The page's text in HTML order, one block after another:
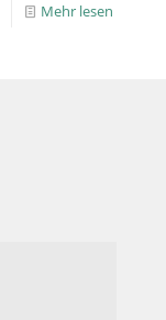
Mehr lesen